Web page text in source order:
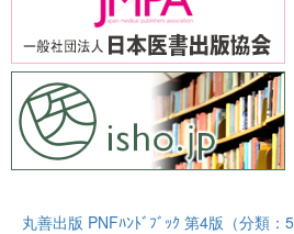
丸善出版 PNFﾊﾝﾄﾞﾌﾞｯｸ 第4版（分類：